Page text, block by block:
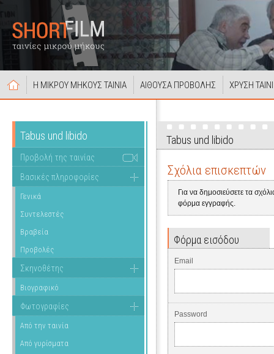
Η ΜΙΚΡΟΥ ΜΗΚΟΥΣ ΤΑΙΝΙΑ ΑΙΘΟΥΣΑ ΠΡΟΒΟΛΗΣ ΧΡΥΣΗ
Tabus und libido
Προβολή της ταινίας
Βασικές πληροφορίες
Γενικά
Συντελεστές
Βραβεία
Προβολές
Σκηνοθέτης
Βιογραφικό
Φωτογραφίες
Από την ταινία
Από γυρίσματα
Tabus und libido
Σχόλια επισκεπτών
Για να δημοσιεύσετε τα
φόρμα εγγραφής.
Φόρμα εισόδου
Email
Password